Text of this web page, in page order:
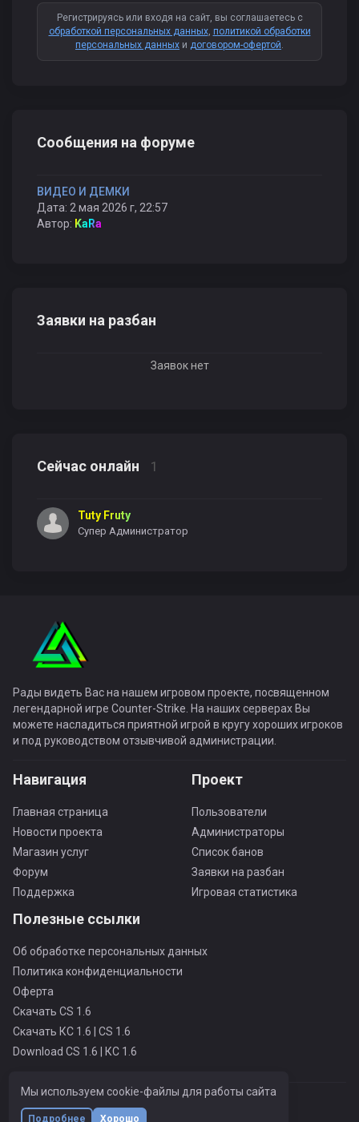
Регистрируясь или входя на сайт, вы соглашаетесь с
обработкой персональных данных, политикой обработки
персональных данных и договором-офертой.
Сообщения на форуме
ВИДЕО И ДЕМКИ
Дата: 2 мая 2026 г, 22:57
Автор: KaRa
Заявки на разбан
Заявок нет
Сейчас онлайн 1
Tuty Fruty
Супер Администратор
Рады видеть Вас на нашем игровом проекте, посвященном
легендарной игре Counter-Strike. На наших серверах Вы
можете насладиться приятной игрой в кругу хороших игроков
и под руководством отзывчивой администрации.
Навигация
Главная страница
Новости проекта
Магазин услуг
Форум
Поддержка
Проект
Пользователи
Администраторы
Список банов
Заявки на разбан
Игровая статистика
Полезные ссылки
Об обработке персональных данных
Политика конфиденциальности
Оферта
Скачать CS 1.6
Скачать КС 1.6 | CS 1.6
Download CS 1.6 | КС 1.6
MOSCOW PUBLIC ONLY PRO © Все права защищены
Мы используем cookie-файлы для работы сайта
Подробнее Хорошо